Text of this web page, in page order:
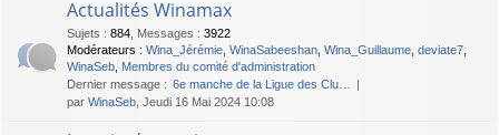
Actualités Winamax
Sujets : 884 Messages : 3922
Modérateurs : Wina_Jérémie WinaSabeeshan Wina_Guillaume deviate7
WinaSeb Membres du comité d'administration
Dernier message : 6e manche de la Ligue des Clu…
par WinaSeb , Jeudi 16 Mai 2024 10:08